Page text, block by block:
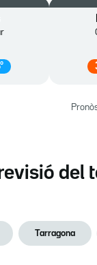
º
del
Tarragona